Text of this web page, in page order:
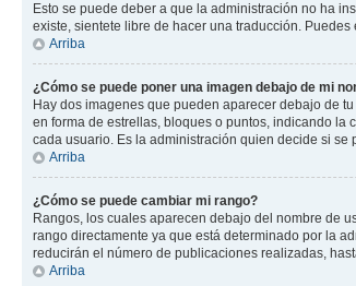
Esto se puede deber a que la administración no ha
existe, sientete libre de hacer una traducción.
Arriba
¿Cómo se puede poner una imagen debajo de mi
Hay dos imagenes que pueden aparecer debajo de
en forma de estrellas, bloques o puntos, indicando la
cada usuario. Es la administración quien decide si
Arriba
¿Cómo se puede cambiar mi rango?
Rangos, los cuales aparecen debajo del nombre de
rango directamente ya que está determinado por la
reducirán el número de publicaciones realizadas,
Arriba